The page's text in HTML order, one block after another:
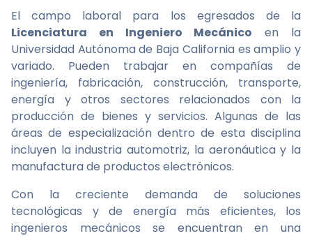
El campo laboral para los egresados de la
Licenciatura en Ingeniero Mecánico en la
Universidad Autónoma de Baja California es amplio y
variado. Pueden trabajar en compañías de
ingeniería, fabricación, construcción, transporte,
energía y otros sectores relacionados con la
producción de bienes y servicios. Algunas de las
áreas de especialización dentro de esta disciplina
incluyen la industria automotriz, la aeronáutica y la
manufactura de productos electrónicos.
Con la creciente demanda de soluciones
tecnológicas y de energía más eficientes, los
ingenieros mecánicos se encuentran en una